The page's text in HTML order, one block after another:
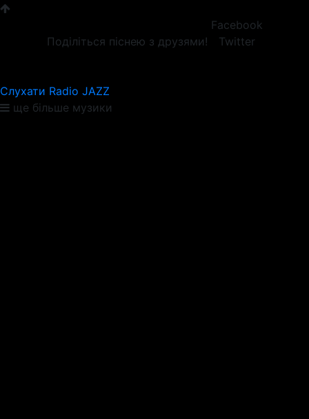
Поділіться піснею з друзями!
Facebook
Twitter
Слухати Radio JAZZ
ще більше музики